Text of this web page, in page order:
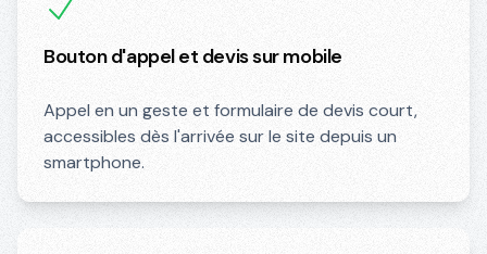
Bouton d'appel et devis sur mobile
Appel en un geste et formulaire de devis court,
accessibles dès l'arrivée sur le site depuis un
smartphone.